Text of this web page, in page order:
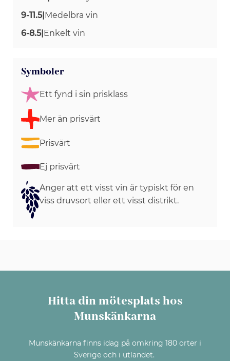
9-11.5|Medelbra vin
6-8.5|Enkelt vin
Symboler
Ett fynd i sin prisklass
Mer än prisvärt
Prisvärt
Ej prisvärt
Anger att ett visst vin är typiskt för en
viss druvsort eller ett visst distrikt.
Hitta din mötesplats hos
Munskänkarna
Munskänkarna finns idag på omkring 180 orter i
Sverige och i utlandet.